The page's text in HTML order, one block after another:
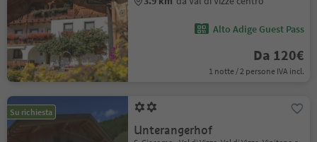
Alto Adige Guest Pass
Da 120€
1 notte / 2 persone IVA incl.
Su richiesta
Unterangerhof